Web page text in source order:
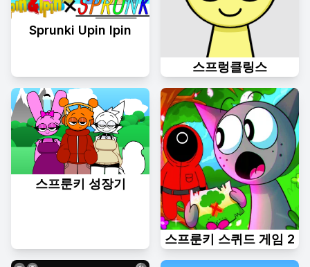
Sprunki Upin Ipin
스프렁클링스
스프룬키 성장기
스프룬키 스퀴드 게임 2